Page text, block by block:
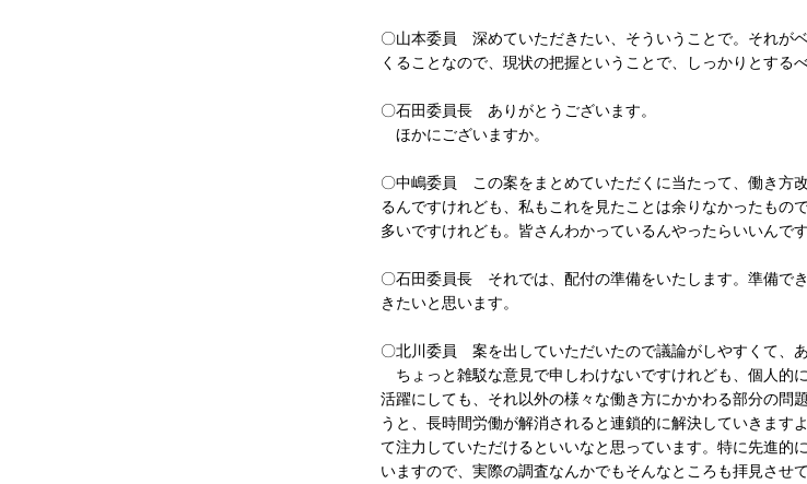
〇山本委員 深めていただきたい、そういうことで。それが
くることなので、現状の把握ということで、しっかりとする
〇石田委員長 ありがとうございます。
ほかにございますか。
〇中嶋委員 この案をまとめていただくに当たって、働き方
るんですけれども、私もこれを見たことは余りなかったも
多いですけれども。皆さんわかっているんやったらいいんで
〇石田委員長 それでは、配付の準備をいたします。準備で
きたいと思います。
〇北川委員 案を出していただいたので議論がしやすくて、あ
ちょっと雑駁な意見で申しわけないですけれども、個人的
活躍にしても、それ以外の様々な働き方にかかわる部分の問
うと、長時間労働が解消されると連鎖的に解決していきます
て注力していただけるといいなと思っています。特に先進的
いますので、実際の調査なんかでもそんなところも拝見させ